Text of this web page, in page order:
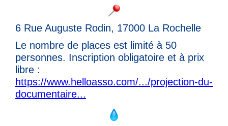
6 Rue Auguste Rodin, 17000 La Rochelle
Le nombre de places est limité à 50
personnes. Inscription obligatoire et à prix
libre :
https://www.helloasso.com/.../projection-du-
documentaire...